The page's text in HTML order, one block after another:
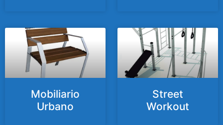
Mobiliario
Urbano
Street
Workout